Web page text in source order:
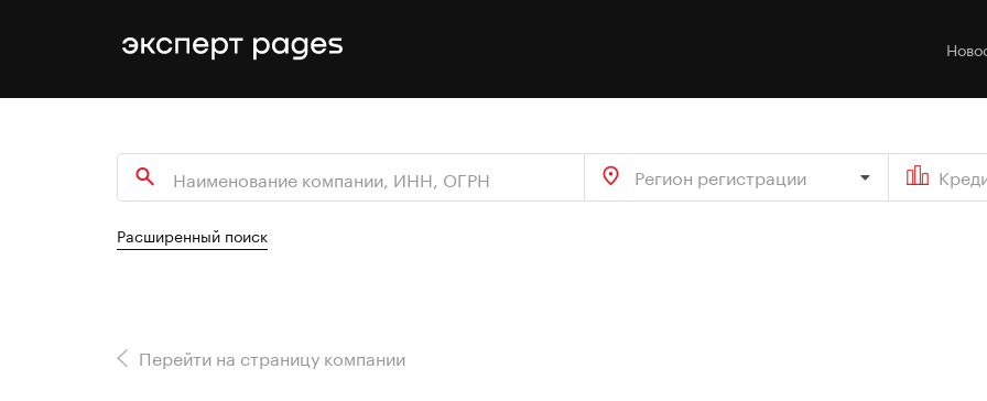
Регион регистрации
Расширенный поиск
Перейти на страницу компании